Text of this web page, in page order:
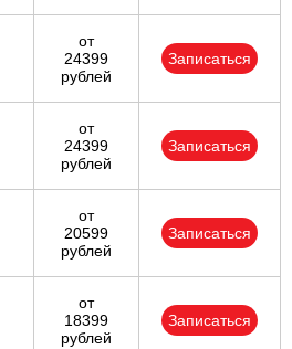
от
24399
рублей
Записаться
от
24399
рублей
Записаться
от
20599
рублей
Записаться
от
18399
рублей
Записаться